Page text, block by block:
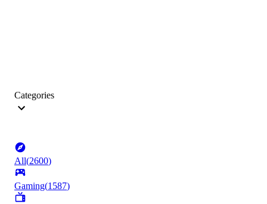
Categories
All(2600)
Gaming(1587)